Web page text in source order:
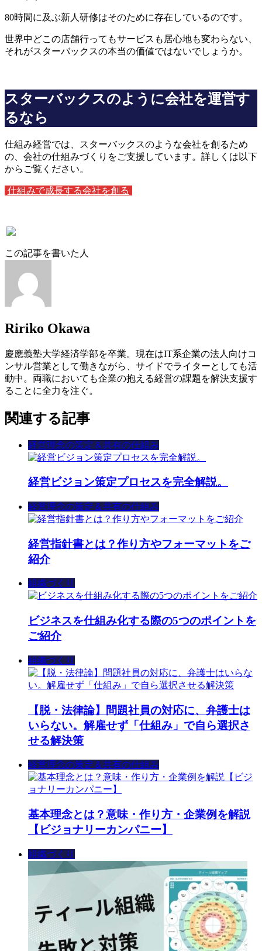
80時間に及ぶ新人研修はそのために存在しているのです。
世界中どこの店舗行ってもサービスも居心地も変わらない、
それがスターバックスの本当の価値ではないでしょうか。
スターバックスのように会社を運営す
るなら
仕組み経営では、スターバックスのような会社を創るため
の、会社の仕組みづくりをご支援しています。詳しくは以下
からご覧ください。
仕組みで成長する会社を創る
この記事を書いた人
Ririko Okawa
慶應義塾大学経済学部を卒業。現在はIT系企業の法人向けコ
ンサル営業として働きながら、サイドでライターとしても活
動中。両職においても企業の抱える経営の課題を解決支援す
ることに全力を注ぐ。
関連する記事
経営理念の策定＆共有の仕組み
経営ビジョン策定プロセスを完全解説。
経営理念の策定＆共有の仕組み
経営指針書とは？作り方やフォーマットをご
紹介
組織づくり
ビジネスを仕組み化する際の5つのポイントを
ご紹介
組織づくり
【脱・法律論】問題社員の対応に、弁護士は
いらない。解雇せず「仕組み」で自ら選択さ
せる解決策
経営理念の策定＆共有の仕組み
基本理念とは？意味・作り方・企業例を解説
【ビジョナリーカンパニー】
組織づくり